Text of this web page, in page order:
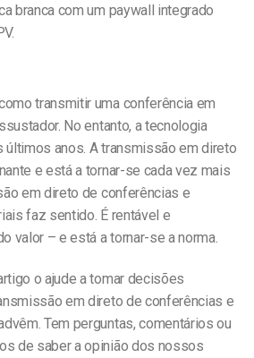
branca com um paywall integrado
transmitir uma conferência em
No entanto, a tecnologia
últimos anos. A transmissão em direto
e está a tornar-se cada vez mais
em direto de conferências e
faz sentido. É rentável e
valor – e está a tornar-se a norma.
o ajude a tomar decisões
em direto de conferências e
Tem perguntas, comentários ou
de saber a opinião dos nossos